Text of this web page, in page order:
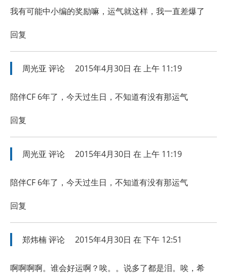
我有可能中小编的奖励嘛，运气就这样，我一直差爆了
回复
周光亚 评论 2015年4月30日 在 上午 11:19
陪伴CF 6年了，今天过生日，不知道有没有那运气
回复
周光亚 评论 2015年4月30日 在 上午 11:19
陪伴CF 6年了，今天过生日，不知道有没有那运气
回复
郑炜楠评论 2015年4月30日 在 下午 12:51
啊啊啊啊。谁会好运啊？唉。。说多了都是泪。唉，希